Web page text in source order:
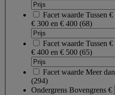
Facet waarde Tussen
€ 300 en € 400 (68)
Facet waarde Tussen
€ 400 en € 500 (65)
Facet waarde Meer
(294)
Ondergrens Bovengrens €